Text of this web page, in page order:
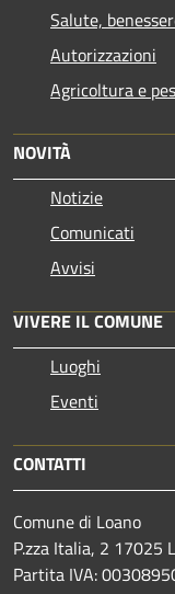
Salute,
Autorizzazioni
Agricoltura e
NOVITÀ
Notizie
Comunicati
Avvisi
VIVERE IL COMUNE
Luoghi
Eventi
CONTATTI
Comune di Loano
P.zza Italia, 2 17025
Partita IVA: